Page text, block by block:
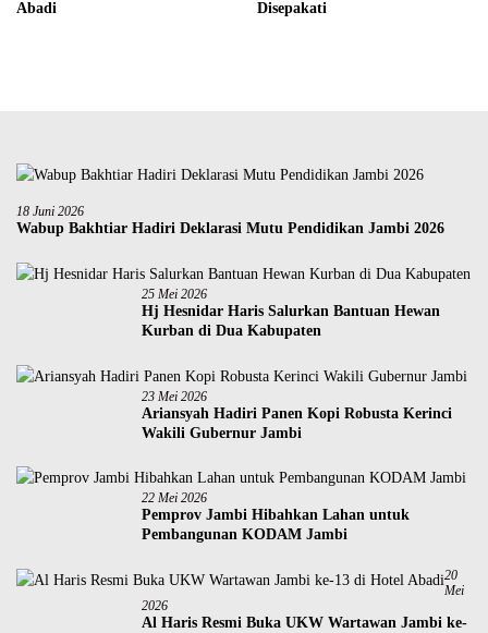
Abadi
Disepakati
18 Juni 2026
Wabup Bakhtiar Hadiri Deklarasi Mutu Pendidikan Jambi 2026
25 Mei 2026
Hj Hesnidar Haris Salurkan Bantuan Hewan
Kurban di Dua Kabupaten
23 Mei 2026
Ariansyah Hadiri Panen Kopi Robusta Kerinci
Wakili Gubernur Jambi
22 Mei 2026
Pemprov Jambi Hibahkan Lahan untuk
Pembangunan KODAM Jambi
20
Mei
2026
Al Haris Resmi Buka UKW Wartawan Jambi ke-